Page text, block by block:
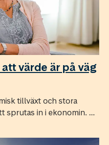
värde är på väg
tillväxt och stora
sprutas in i ekonomin. ...